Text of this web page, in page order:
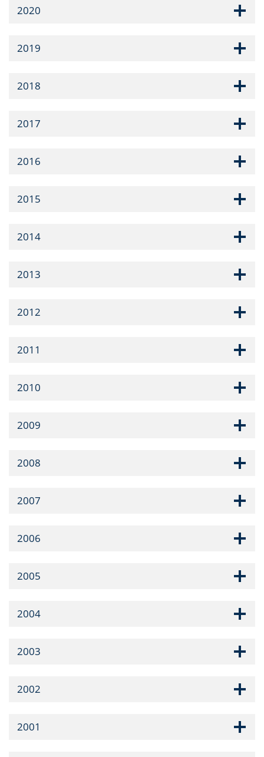
2020
2019
2018
2017
2016
2015
2014
2013
2012
2011
2010
2009
2008
2007
2006
2005
2004
2003
2002
2001